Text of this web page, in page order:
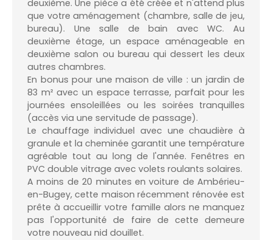
deuxième. Une pièce a été créée et n'attend plus
que votre aménagement (chambre, salle de jeu,
bureau). Une salle de bain avec WC. Au
deuxième étage, un espace aménageable en
deuxième salon ou bureau qui dessert les deux
autres chambres.
En bonus pour une maison de ville : un jardin de
83 m² avec un espace terrasse, parfait pour les
journées ensoleillées ou les soirées tranquilles
(accès via une servitude de passage).
Le chauffage individuel avec une chaudière à
granule et la cheminée garantit une température
agréable tout au long de l'année. Fenêtres en
PVC double vitrage avec volets roulants solaires.
A moins de 20 minutes en voiture de Ambérieu-
en-Bugey, cette maison récemment rénovée est
prête à accueillir votre famille alors ne manquez
pas l'opportunité de faire de cette demeure
votre nouveau nid douillet.